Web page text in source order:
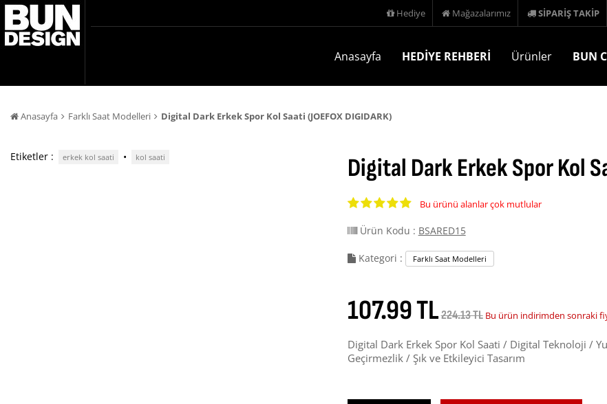
Hediye Mağazalarımız SİPARİŞ TAKİP
Anasayfa HEDİYE REHBERİ Ürünler BUN
Anasayfa Farklı Saat Modelleri Digital Dark Erkek Spor Kol Saati (JOEFOX DIGIDARK)
Etiketler : erkek kol saati • kol saati Digital Dark Erkek Spor Kol
Bu ürünü alanlar çok mutlular
Ürün Kodu : BSARED15
Kategori : Farklı Saat Modelleri
107.99 TL224.13 TL Bu ürün indirimden sonraki
Digital Dark Erkek Spor Kol Saati / Digital Teknoloji /
Geçirmezlik / Şık ve Etkileyici Tasarım